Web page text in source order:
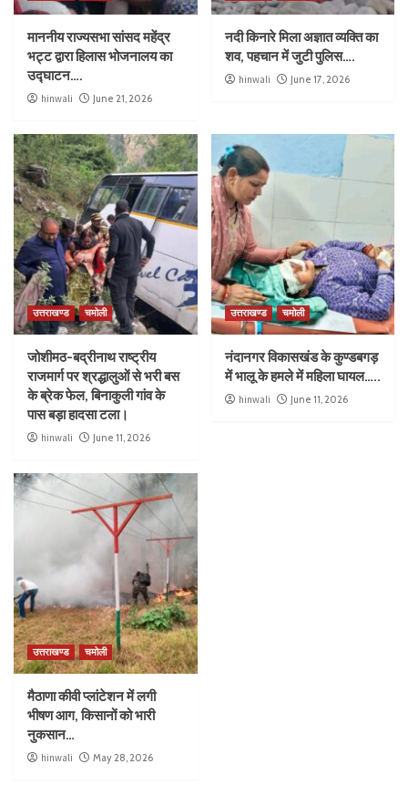
माननीय राज्यसभा सांसद महेंद्र
भट्ट द्वारा हिलास भोजनालय का
उद्घाटन….
hinwali June 21, 2026
नदी किनारे मिला अज्ञात व्यक्ति का
शव, पहचान में जुटी पुलिस….
hinwali June 17, 2026
उत्तराखण्ड चमोली
जोशीमठ-बद्रीनाथ राष्ट्रीय
राजमार्ग पर श्रद्धालुओं से भरी बस
के ब्रेक फेल, बिनाकुली गांव के
पास बड़ा हादसा टला।
hinwali June 11, 2026
उत्तराखण्ड चमोली
नंदानगर विकासखंड के कुण्डबगड़
में भालू के हमले में महिला घायल…..
hinwali June 11, 2026
उत्तराखण्ड चमोली
मैठाणा कीवी प्लांटेशन में लगी
भीषण आग, किसानों को भारी
नुकसान…
hinwali May 28, 2026